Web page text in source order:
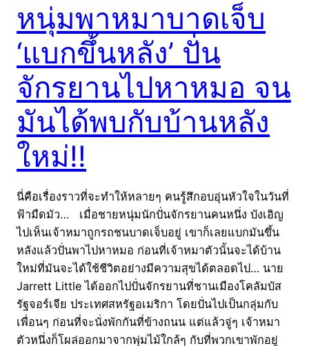
หนุ่มพาหมาบาดเจ็บ
‘แบกขึ้นหลัง’ ปั่น
จักรยานไปหาหมอ จน
มันได้พบกับบ้านหลัง
ใหม่!!
นี่คือเรื่องราวที่จะทำให้หลายๆ คนรู้สึกอบอุ่นหัวใจในวันที่
ฟ้ามืดมัว… เมื่อชายหนุ่มนักปั่นจักรยานคนหนึ่ง บังเอิญ
ไปเห็นเจ้าหมาถูกรถชนบาดเจ็บอยู่ เขาก็เลยแบกมันขึ้น
หลังแล้วปั่นพาไปหาหมอ ก่อนที่เจ้าหมาตัวนั้นจะได้บ้าน
ใหม่ที่มันจะได้ใช้ชีวิตอย่างมีความสุขได้ตลอดไป… นาย
Jarrett Little ได้ออกไปปั่นจักรยานที่ชานเมืองโคลัมบัส
รัฐจอร์เจีย ประเทศสหรัฐอเมริกา โดยปั่นไปเป็นกลุ่มกับ
เพื่อนๆ ก่อนที่จะนั่งพักกันที่ข้างถนน แต่แล้วจู่ๆ เจ้าหมา
ตัวหนึ่งก็โผล่ออกมาจากพุ่มไม้ใกล้ๆ กับที่พวกเขาพักอยู่